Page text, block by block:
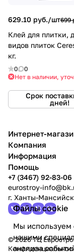
629.10 руб./шт699
Клей для плитки,
видов плиток
кг.
0
0
Нет в наличии,
Срок
дней!
Файлы cookie
Мы используем
нашими
анализа
Интернет-
Компания
Информация
Помощь
+7 (3467) 92-83-06
eurostroy-
г. Ханты-
© 2026 ТЦ